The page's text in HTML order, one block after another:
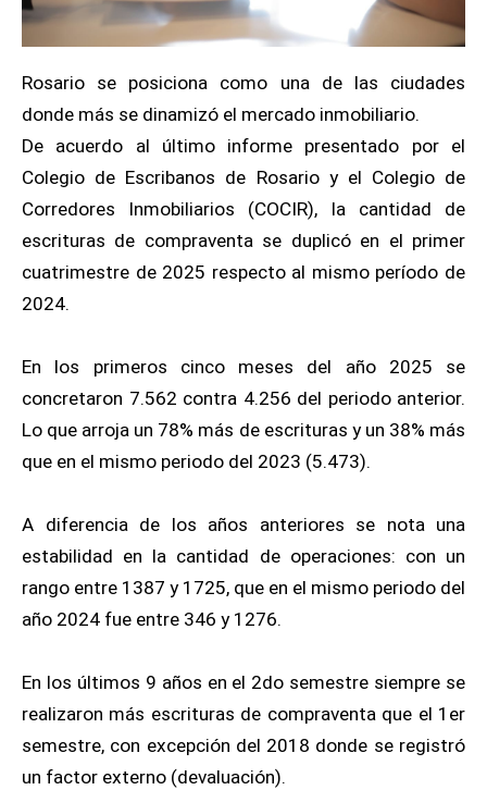
Rosario se posiciona como una de las ciudades
donde más se dinamizó el mercado inmobiliario.
De acuerdo al último informe presentado por el
Colegio de Escribanos de Rosario y el Colegio de
Corredores Inmobiliarios (COCIR), la cantidad de
escrituras de compraventa se duplicó en el primer
cuatrimestre de 2025 respecto al mismo período de
2024.
En los primeros cinco meses del año 2025 se
concretaron 7.562 contra 4.256 del periodo anterior.
Lo que arroja un 78% más de escrituras y un 38% más
que en el mismo periodo del 2023 (5.473).
A diferencia de los años anteriores se nota una
estabilidad en la cantidad de operaciones: con un
rango entre 1387 y 1725, que en el mismo periodo del
año 2024 fue entre 346 y 1276.
En los últimos 9 años en el 2do semestre siempre se
realizaron más escrituras de compraventa que el 1er
semestre, con excepción del 2018 donde se registró
un factor externo (devaluación).